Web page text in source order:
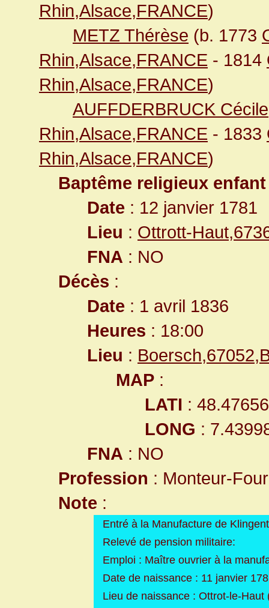
Rhin,Alsace,FRANCE)
METZ Thérèse (b. 1773
Rhin,Alsace,FRANCE - 1814
Rhin,Alsace,FRANCE)
AUFFDERBRUCK Cécile
Rhin,Alsace,FRANCE - 1833
Rhin,Alsace,FRANCE)
Baptême religieux enfant
Date : 12 janvier 1781
Lieu : Ottrott-
FNA : NO
Décès :
Date : 1 avril 1836
Heures : 18:00
Lieu :
MAP :
LATI :
LONG :
FNA : NO
Profession : Monteur-
Note :
Entré à la Manufacture de
Relevé de pension militaire:
Emploi : Maître ouvrier à la
Date de naissance : 11 janvier
Lieu de naissance : Ottrot-le-Haut